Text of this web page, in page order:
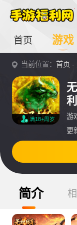
首页 游戏
当前位置：首页 -
满18+周岁 游
更
简介